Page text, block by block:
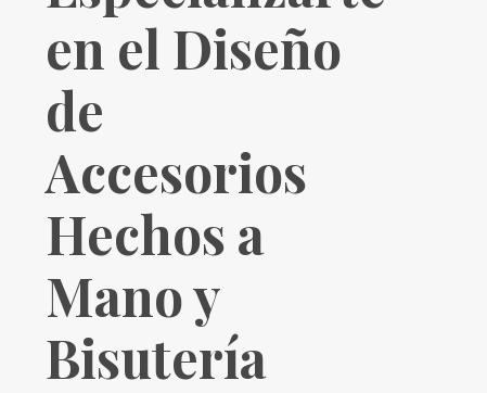
en el Diseño
de
Accesorios
Hechos a
Mano y
Bisutería